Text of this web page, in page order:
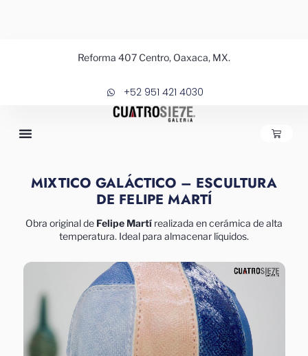
Reforma 407 Centro, Oaxaca, MX.
+52 951 421 4030
MIXTICO GALÁCTICO – ESCULTURA
DE FELIPE MARTÍ
Obra original de Felipe Martí realizada en cerámica de alta
temperatura. Ideal para almacenar líquidos.